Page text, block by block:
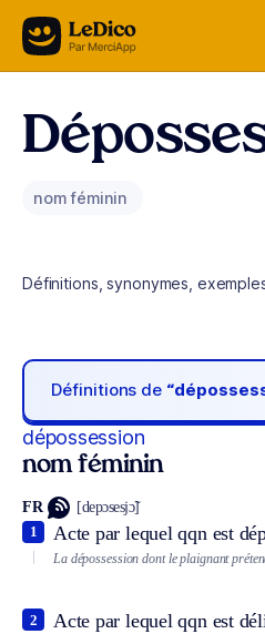
Aller au contenu
nom féminin
Définitions, synonymes,
Définitions de
dépossession
nom féminin
FR [depɔsesjɔ̃]
Acte par lequel qqn est
1
La dépossession dont le plaignant
Acte par lequel qqn est
2